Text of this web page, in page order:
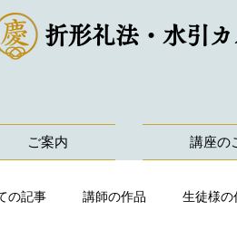
折形礼法・水引
ご案内 講座の
の記事 講師の作品 生徒様の